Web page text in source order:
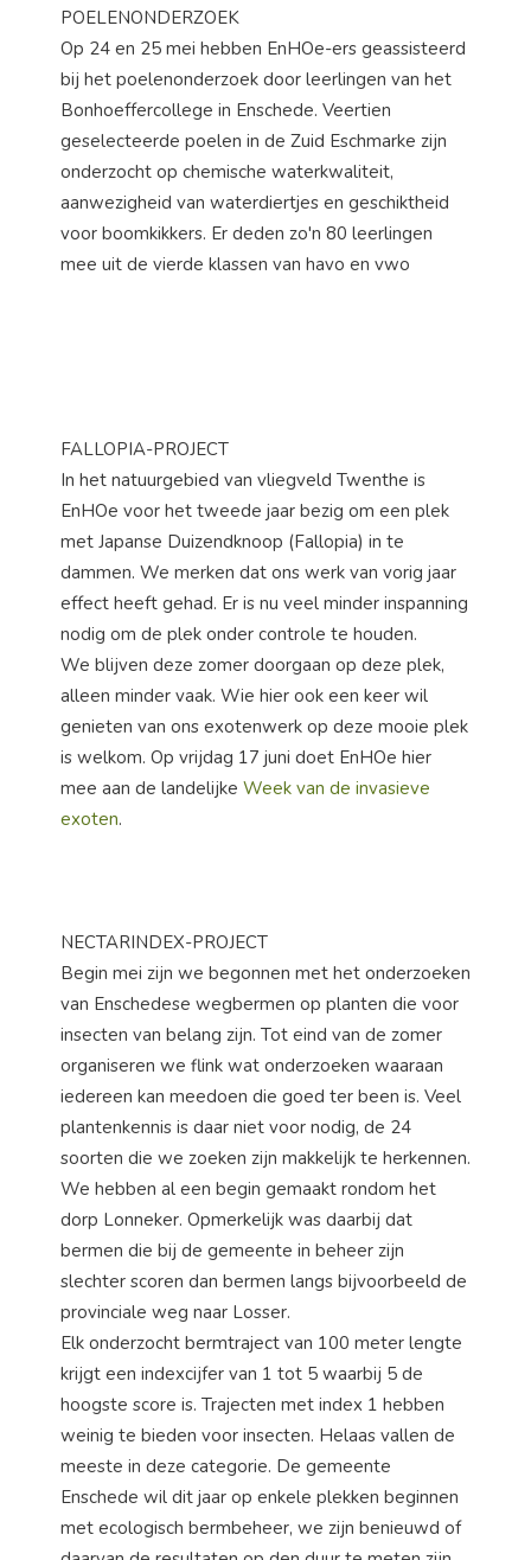
POELENONDERZOEK
Op 24 en 25 mei hebben EnHOe-ers geassisteerd
bij het poelenonderzoek door leerlingen van het
Bonhoeffercollege in Enschede. Veertien
geselecteerde poelen in de Zuid Eschmarke zijn
onderzocht op chemische waterkwaliteit,
aanwezigheid van waterdiertjes en geschiktheid
voor boomkikkers. Er deden zo'n 80 leerlingen
mee uit de vierde klassen van havo en vwo
FALLOPIA-PROJECT
In het natuurgebied van vliegveld Twenthe is
EnHOe voor het tweede jaar bezig om een plek
met Japanse Duizendknoop (Fallopia) in te
dammen. We merken dat ons werk van vorig jaar
effect heeft gehad. Er is nu veel minder inspanning
nodig om de plek onder controle te houden.
We blijven deze zomer doorgaan op deze plek,
alleen minder vaak. Wie hier ook een keer wil
genieten van ons exotenwerk op deze mooie plek
is welkom. Op vrijdag 17 juni doet EnHOe hier
mee aan de landelijke Week van de invasieve
exoten.
NECTARINDEX-PROJECT
Begin mei zijn we begonnen met het onderzoeken
van Enschedese wegbermen op planten die voor
insecten van belang zijn. Tot eind van de zomer
organiseren we flink wat onderzoeken waaraan
iedereen kan meedoen die goed ter been is. Veel
plantenkennis is daar niet voor nodig, de 24
soorten die we zoeken zijn makkelijk te herkennen.
We hebben al een begin gemaakt rondom het
dorp Lonneker. Opmerkelijk was daarbij dat
bermen die bij de gemeente in beheer zijn
slechter scoren dan bermen langs bijvoorbeeld de
provinciale weg naar Losser.
Elk onderzocht bermtraject van 100 meter lengte
krijgt een indexcijfer van 1 tot 5 waarbij 5 de
hoogste score is. Trajecten met index 1 hebben
weinig te bieden voor insecten. Helaas vallen de
meeste in deze categorie. De gemeente
Enschede wil dit jaar op enkele plekken beginnen
met ecologisch bermbeheer, we zijn benieuwd of